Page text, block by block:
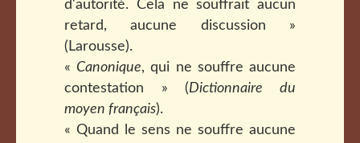
d'autorité. Cela ne souffrait aucun
retard, aucune discussion »
(Larousse).
« Canonique, qui ne souffre aucune
contestation » (Dictionnaire du
moyen français).
« Quand le sens ne souffre aucune